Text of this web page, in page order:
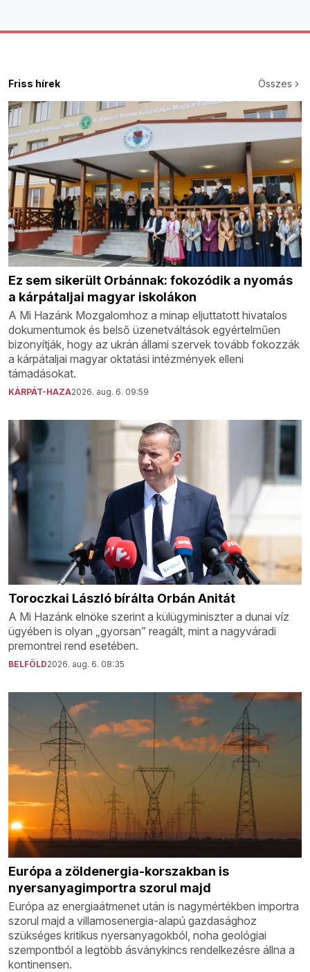
Friss hírek Összes
Ez sem sikerült Orbánnak: fokozódik a nyomás
a kárpátaljai magyar iskolákon
A Mi Hazánk Mozgalomhoz a minap eljuttatott hivatalos
dokumentumok és belső üzenetváltások egyértelműen
bizonyítják, hogy az ukrán állami szervek tovább fokozzák
a kárpátaljai magyar oktatási intézmények elleni
támadásokat.
KÁRPÁT-HAZA2026. aug. 6. 09:59
Toroczkai László bírálta Orbán Anitát
A Mi Hazánk elnöke szerint a külügyminiszter a dunai víz
ügyében is olyan „gyorsan” reagált, mint a nagyváradi
premontrei rend esetében.
BELFÖLD2026. aug. 6. 08:35
Európa a zöldenergia-korszakban is
nyersanyagimportra szorul majd
Európa az energiaátmenet után is nagymértékben importra
szorul majd a villamosenergia-alapú gazdasághoz
szükséges kritikus nyersanyagokból, noha geológiai
szempontból a legtöbb ásványkincs rendelkezésre állna a
kontinensen.